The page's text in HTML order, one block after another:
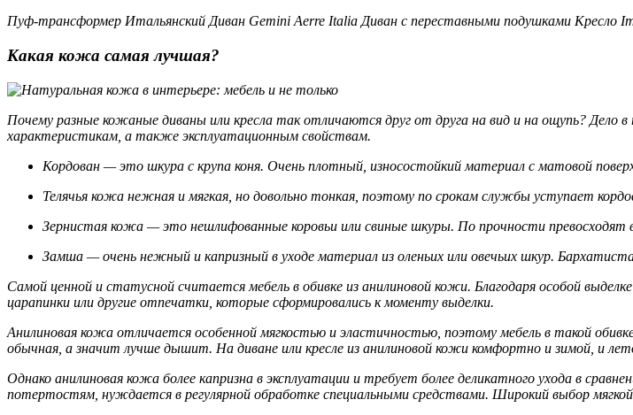
Пуф-трансформер Итальянский Диван Gemini Aerre Italia Диван с переставными подушками Кресло
Какая кожа самая лучшая?
Почему разные кожаные диваны или кресла так отличаются друг от друга на вид и на ощупь?
характеристикам, а также эксплуатационным свойствам.
Кордован — это шкура с крупа коня. Очень плотный, износостойкий материал с матовой
Телячья кожа нежная и мягкая, но довольно тонкая, поэтому по срокам службы уступает
Зернистая кожа — это нешлифованные коровьи или свиные шкуры. По прочности превосходят
Замша — очень нежный и капризный в уходе материал из оленьих или овечьих шкур.
Самой ценной и статусной считается мебель в обивке из анилиновой кожи. Благодаря особой
царапинки или другие отпечатки, которые сформировались к моменту выделки.
Анилиновая кожа отличается особенной мягкостью и эластичностью, поэтому мебель в такой
обычная, а значит лучше дышит. На диване или кресле из анилиновой кожи комфортно и зимой, и
Однако анилиновая кожа более капризна в эксплуатации и требует более деликатного ухода в
потертостям, нуждается в регулярной обработке специальными средствами. Широкий выбор